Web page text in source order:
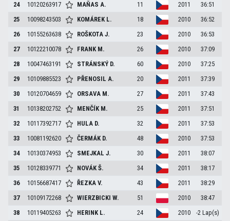
24
10120263917 MAŇASA. 11 2011
36:51
25
10098243503 KOMÁREK L. 18 2010
36:52
26
10155263638 ROŠKOTAJ. 23 2010
36:53
27
10122210078 FRANK M. 26 2010
37:09
28
10047463191 STRÁNSKÝ D. 60 2010
37:25
29
10109885523 PŘENOSILA. 20 2011
37:39
30
10120704659 ORSAVA M. 27 2011
37:43
31
10138202752 MENČÍK M. 25 2011
37:51
32
10117392717 HULA D. 32 2011
37:53
33
10081192620 ČERMÁK D. 48 2010
37:53
34
10130374953 SMEJKALJ. 30 2011
38:07
35
10128339771 NOVÁKŠ. 34 2011
38:17
36
10156687417 ŘEZKAV. 43 2011
38:29
37
10109172268 WIERZBICKIW. 51 2010
38:47
38
10119405263 HERINK L. 24 2010
-2 Lap(s)